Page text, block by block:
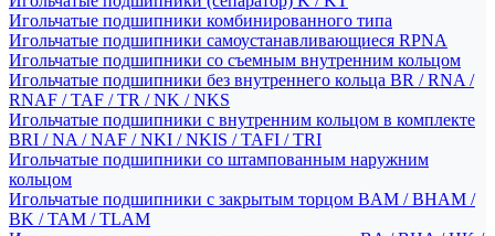
Игольчатые подшипники комбинированного типа
Игольчатые подшипники самоустанавливающиеся RPNA
Игольчатые подшипники со съемным внутренним кольцом
Игольчатые подшипники без внутреннего кольца BR / RNA /
RNAF / TAF / TR / NK / NKS
Игольчатые подшипники с внутренним кольцом в комплекте
BRI / NA / NAF / NKI / NKIS / TAFI / TRI
Игольчатые подшипники со штампованным наружним
кольцом
Игольчатые подшипники с закрытым торцом BAM / BHAM /
BK / TAM / TLAM